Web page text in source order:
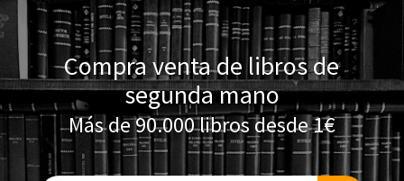
Compra venta de libros de
segunda mano
Más de 90.000 libros desde 1€